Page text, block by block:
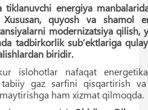
tiklanuvchi energiya
Xususan, quyosh va shamol
modernizatsiya qilish,
tadbirkorlik sub’ektlariga
biridir.
islohotlar nafaqat
tabiiy gaz sarfini qisqartirish
ham xizmat qilmoqda.